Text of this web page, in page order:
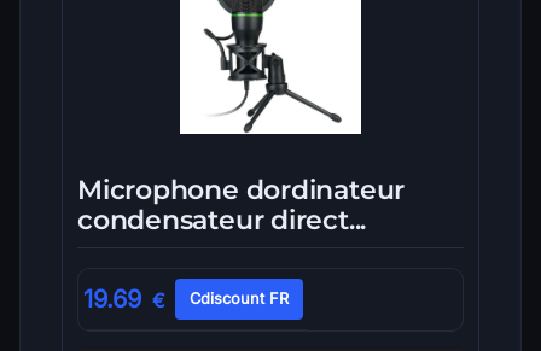
Microphone dordinateur
condensateur direct...
19.69 € Cdiscount FR